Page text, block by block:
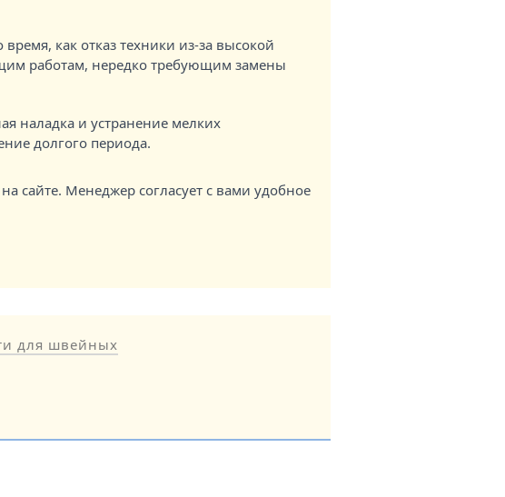
как отказ техники из-за высокой
работам, нередко требующим замены
наладка и устранение мелких
долгого периода.
сайте. Менеджер согласует с вами удобное
для швейных